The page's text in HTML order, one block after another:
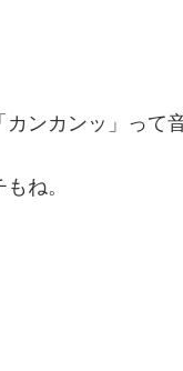
ンカンッ」って
ね。